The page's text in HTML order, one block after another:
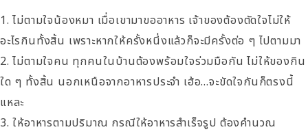
ไม่ตามใจน้องหมา เมื่อเขามาขออาหาร เจ้าของต้องตัดใจไม่ให้
อะไรกินทั้งสิ้น เพราะหากให้ครั้งหนึ่งแล้วก็จะมีครั้งต่อ ๆ ไปตามมา
ไม่ตามใจคน ทุกคนในบ้านต้องพร้อมใจร่วมมือกัน ไม่ให้ของกิน
ใด ๆ ทั้งสิ้น นอกเหนือจากอาหารประจำ เฮ้อ…จะขัดใจกันก็ตรงนี้
แหละ
ให้อาหารตามปริมาณ กรณีให้อาหารสำเร็จรูป ต้องคำนวณ